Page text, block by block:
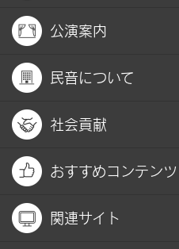
公演案内
民音について
社会貢献
おすすめコンテンツ
関連サイト